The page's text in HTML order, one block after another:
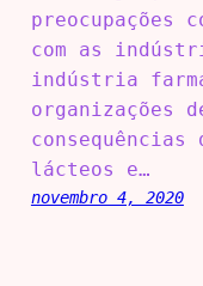
preocupações
com as
indústria
organizações
consequências
lácteos e…
novembro 4, 2020